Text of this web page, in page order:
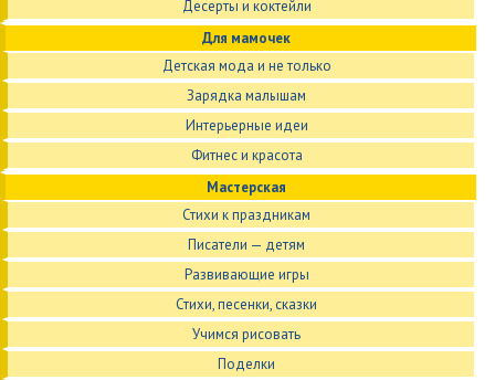
Десерты и коктейли
Для мамочек
Детская мода и не только
Зарядка малышам
Интерьерные идеи
Фитнес и красота
Мастерская
Стихи к праздникам
Писатели — детям
Развивающие игры
Стихи, песенки, сказки
Учимся рисовать
Поделки